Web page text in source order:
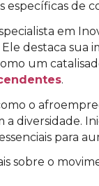
específicas
em
destaca sua
um
.
o
diversidade.
para
sobre o